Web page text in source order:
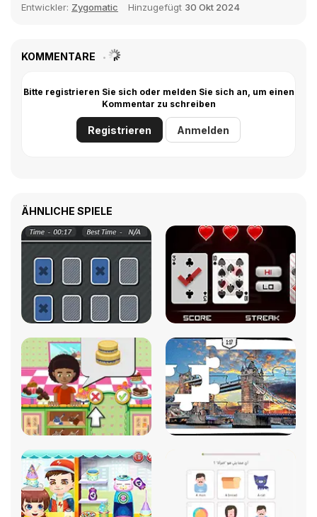
Entwickler: Zygomatic Hinzugefügt 30 Okt 2024
KOMMENTARE
Bitte registrieren Sie sich oder melden Sie sich an, um einen
Kommentar zu schreiben
Registrieren Anmelden
ÄHNLICHE SPIELE